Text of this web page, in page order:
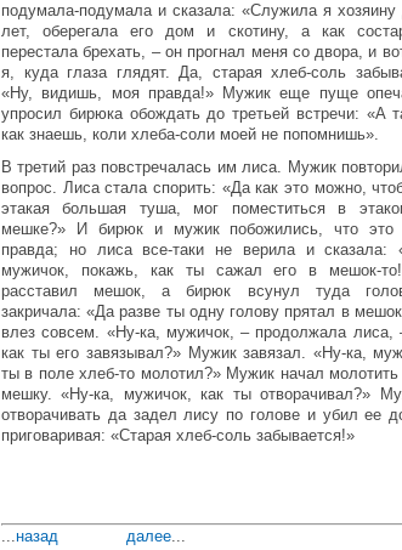
подумала-подумала и сказала: «Служила я хозяину
лет, оберегала его дом и скотину, а как
перестала брехать, – он прогнал меня со двора, и
я, куда глаза глядят. Да, старая хлеб-соль
«Ну, видишь, моя правда!» Мужик еще пуще
упросил бирюка обождать до третьей встречи: «А
как знаешь, коли хлеба-соли моей не попомнишь».
В третий раз повстречалась им лиса. Мужик
вопрос. Лиса стала спорить: «Да как это можно,
этакая большая туша, мог поместиться в
мешке?» И бирюк и мужик побожились, что это
правда; но лиса все-таки не верила и сказала:
мужичок, покажь, как ты сажал его в мешок-
расставил мешок, а бирюк всунул туда
закричала: «Да разве ты одну голову прятал в
влез совсем. «Ну-ка, мужичок, – продолжала лиса,
как ты его завязывал?» Мужик завязал. «Ну-ка,
ты в поле хлеб-то молотил?» Мужик начал
мешку. «Ну-ка, мужичок, как ты отворачивал?»
отворачивать да задел лису по голове и убил ее
приговаривая: «Старая хлеб-соль забывается!»
...назад далее...